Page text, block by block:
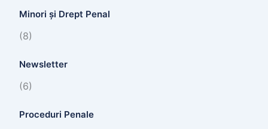
Minori și Drept Penal
(8)
Newsletter
(6)
Proceduri Penale